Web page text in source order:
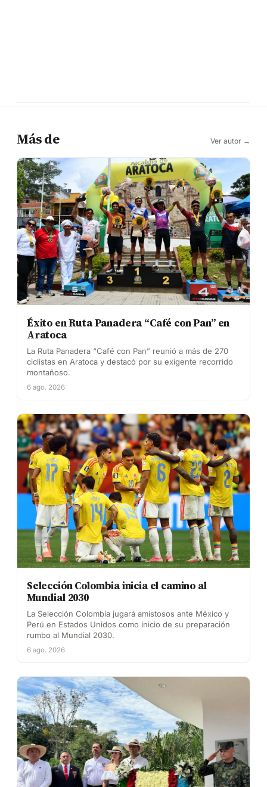
Más de Ver autor →
Éxito en Ruta Panadera “Café con Pan” en
Aratoca
La Ruta Panadera “Café con Pan” reunió a más de 270
ciclistas en Aratoca y destacó por su exigente recorrido
montañoso.
6 ago. 2026
Selección Colombia inicia el camino al
Mundial 2030
La Selección Colombia jugará amistosos ante México y
Perú en Estados Unidos como inicio de su preparación
rumbo al Mundial 2030.
6 ago. 2026